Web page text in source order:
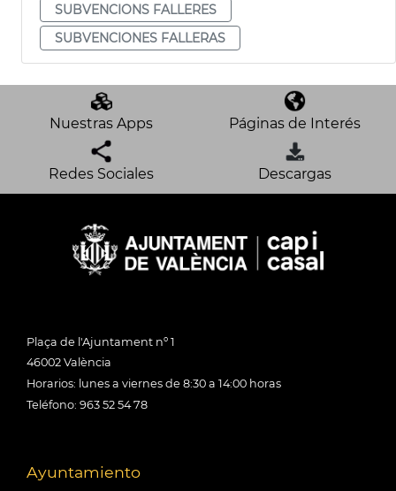
SUBVENCIONS FALLERES
SUBVENCIONES FALLERAS
Nuestras Apps Páginas de Interés
Redes Sociales Descargas
Plaça de l'Ajuntament nº 1
46002 València
Horarios: lunes a viernes de 8:30 a 14:00 horas
Teléfono: 963 52 54 78
Ayuntamiento